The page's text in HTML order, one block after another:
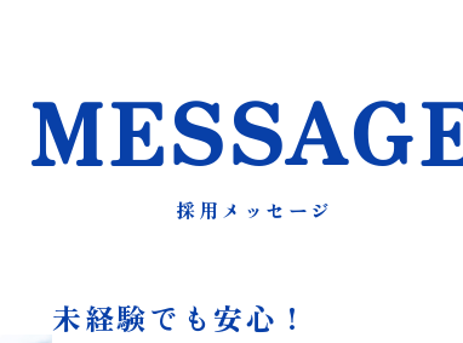
採用メッセージ
未経験でも安心！